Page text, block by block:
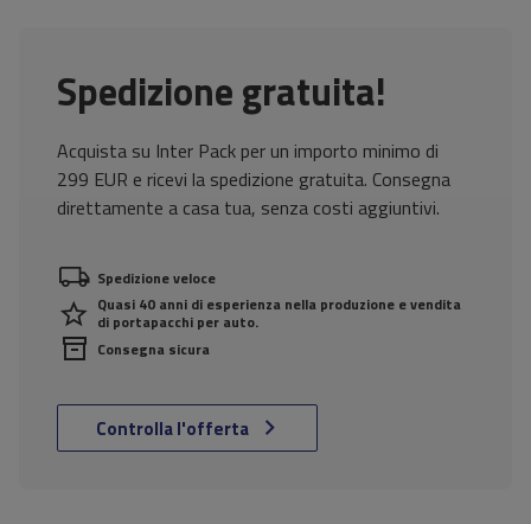
Spedizione gratuita!
Acquista su Inter Pack per un importo minimo di
299 EUR e ricevi la spedizione gratuita. Consegna
direttamente a casa tua, senza costi aggiuntivi.
Spedizione veloce
Quasi 40 anni di esperienza nella produzione e vendita
di portapacchi per auto.
Consegna sicura
Controlla l'offerta